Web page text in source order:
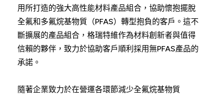
用所打造的強大高性能材料產品組合，協助懷抱擺脫
全氟和多氟烷基物質（PFAS）轉型抱負的客戶。這不
斷擴展的產品組合，格瑞特維作為材料創新者與值得
信賴的夥伴，致力於協助客戶順利採用無PFAS產品的
承諾。
隨著企業致力於在營運各環節減少全氟烷基物質